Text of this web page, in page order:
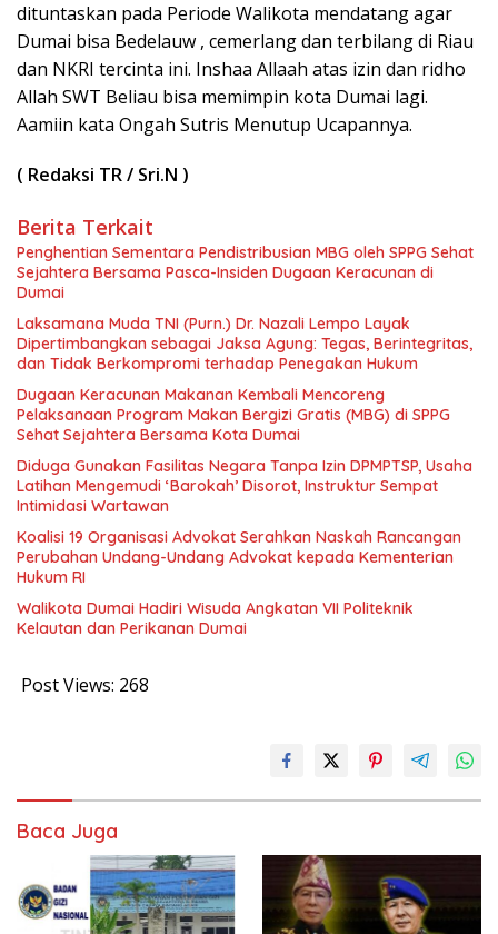
dituntaskan pada Periode Walikota mendatang agar
Dumai bisa Bedelauw , cemerlang dan terbilang di Riau
dan NKRI tercinta ini. Inshaa Allaah atas izin dan ridho
Allah SWT Beliau bisa memimpin kota Dumai lagi.
Aamiin kata Ongah Sutris Menutup Ucapannya.
( Redaksi TR / Sri.N )
Berita Terkait
Penghentian Sementara Pendistribusian MBG oleh SPPG Sehat
Sejahtera Bersama Pasca-Insiden Dugaan Keracunan di
Dumai
Laksamana Muda TNI (Purn.) Dr. Nazali Lempo Layak
Dipertimbangkan sebagai Jaksa Agung: Tegas, Berintegritas,
dan Tidak Berkompromi terhadap Penegakan Hukum
Dugaan Keracunan Makanan Kembali Mencoreng
Pelaksanaan Program Makan Bergizi Gratis (MBG) di SPPG
Sehat Sejahtera Bersama Kota Dumai
Diduga Gunakan Fasilitas Negara Tanpa Izin DPMPTSP, Usaha
Latihan Mengemudi ‘Barokah’ Disorot, Instruktur Sempat
Intimidasi Wartawan
Koalisi 19 Organisasi Advokat Serahkan Naskah Rancangan
Perubahan Undang-Undang Advokat kepada Kementerian
Hukum RI
Walikota Dumai Hadiri Wisuda Angkatan VII Politeknik
Kelautan dan Perikanan Dumai
Post Views: 268
Baca Juga